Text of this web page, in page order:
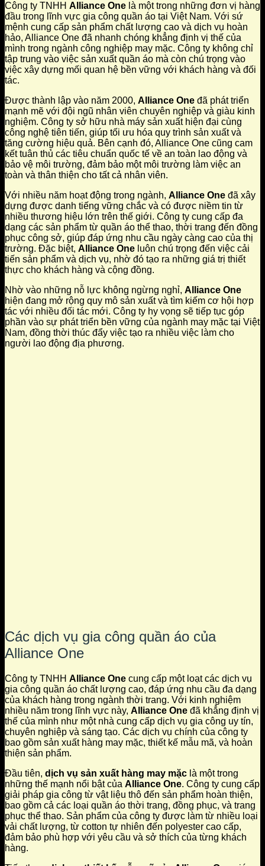
Công ty TNHH Alliance One là một trong những đơn vị hàng
đầu trong lĩnh vực gia công quần áo tại Việt Nam. Với sứ
mệnh cung cấp sản phẩm chất lượng cao và dịch vụ hoàn
hảo, Alliance One đã nhanh chóng khẳng định vị thế của
mình trong ngành công nghiệp may mặc. Công ty không chỉ
tập trung vào việc sản xuất quần áo mà còn chú trọng vào
việc xây dựng mối quan hệ bền vững với khách hàng và đối
tác.
Được thành lập vào năm 2000, Alliance One đã phát triển
mạnh mẽ với đội ngũ nhân viên chuyên nghiệp và giàu kinh
nghiệm. Công ty sở hữu nhà máy sản xuất hiện đại cùng
công nghệ tiên tiến, giúp tối ưu hóa quy trình sản xuất và
tăng cường hiệu quả. Bên cạnh đó, Alliance One cũng cam
kết tuân thủ các tiêu chuẩn quốc tế về an toàn lao động và
bảo vệ môi trường, đảm bảo một môi trường làm việc an
toàn và thân thiện cho tất cả nhân viên.
Với nhiều năm hoạt động trong ngành, Alliance One đã xây
dựng được danh tiếng vững chắc và có được niềm tin từ
nhiều thương hiệu lớn trên thế giới. Công ty cung cấp đa
dạng các sản phẩm từ quần áo thể thao, thời trang đến đồng
phục công sở, giúp đáp ứng nhu cầu ngày càng cao của thị
trường. Đặc biệt, Alliance One luôn chú trọng đến việc cải
tiến sản phẩm và dịch vụ, nhờ đó tạo ra những giá trị thiết
thực cho khách hàng và cộng đồng.
Nhờ vào những nỗ lực không ngừng nghỉ, Alliance One
hiện đang mở rộng quy mô sản xuất và tìm kiếm cơ hội hợp
tác với nhiều đối tác mới. Công ty hy vọng sẽ tiếp tục góp
phần vào sự phát triển bền vững của ngành may mặc tại Việt
Nam, đồng thời thúc đẩy việc tạo ra nhiều việc làm cho
người lao động địa phương.
Các dịch vụ gia công quần áo của
Alliance One
Công ty TNHH Alliance One cung cấp một loạt các dịch vụ
gia công quần áo chất lượng cao, đáp ứng nhu cầu đa dạng
của khách hàng trong ngành thời trang. Với kinh nghiệm
nhiều năm trong lĩnh vực này, Alliance One đã khẳng định vị
thế của mình như một nhà cung cấp dịch vụ gia công uy tín,
chuyên nghiệp và sáng tạo. Các dịch vụ chính của công ty
bao gồm sản xuất hàng may mặc, thiết kế mẫu mã, và hoàn
thiện sản phẩm.
Đầu tiên, dịch vụ sản xuất hàng may mặc là một trong
những thế mạnh nổi bật của Alliance One. Công ty cung cấp
giải pháp gia công từ vật liệu thô đến sản phẩm hoàn thiện,
bao gồm cả các loại quần áo thời trang, đồng phục, và trang
phục thể thao. Sản phẩm của công ty được làm từ nhiều loại
vải chất lượng, từ cotton tự nhiên đến polyester cao cấp,
đảm bảo phù hợp với yêu cầu và sở thích của từng khách
hàng.